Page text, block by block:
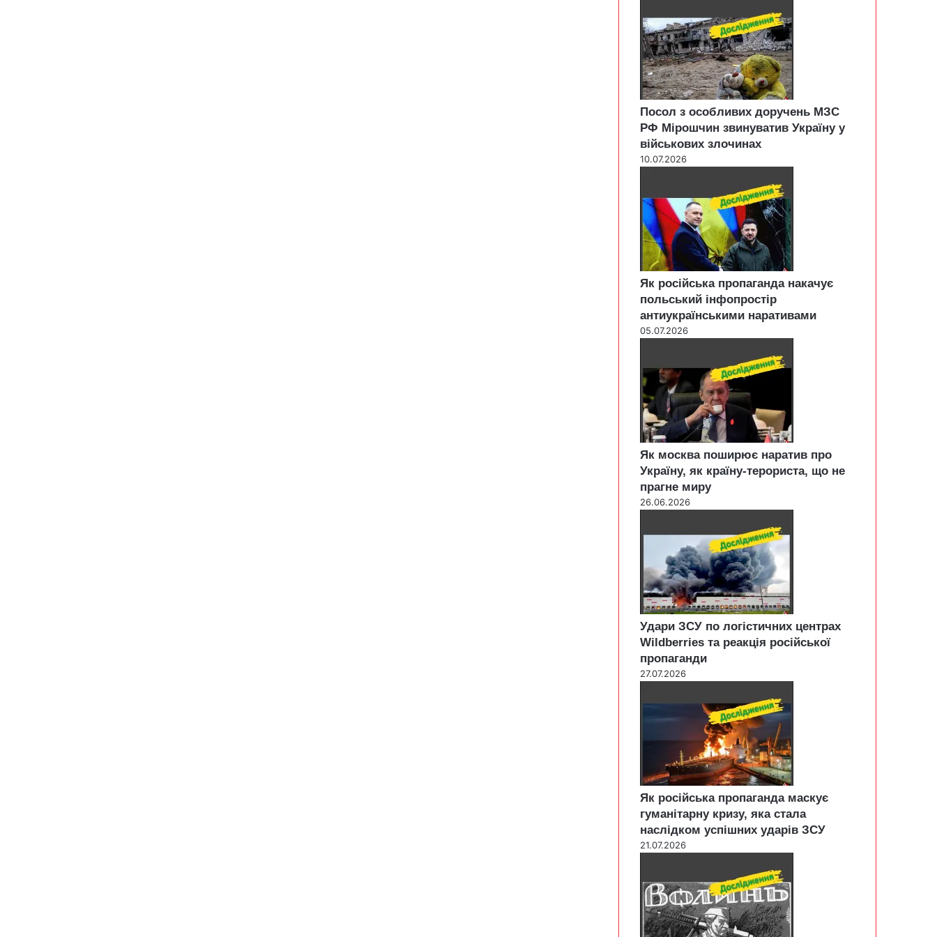
Посол з особливих доручень МЗС
РФ Мірошчин звинуватив Україну у
військових злочинах
10.07.2026
Як російська пропаганда накачує
польський інфопростір
антиукраїнськими наративами
05.07.2026
Як москва поширює наратив про
Україну, як країну-терориста, що не
прагне миру
26.06.2026
Удари ЗСУ по логістичних центрах
Wildberries та реакція російської
пропаганди
27.07.2026
Як російська пропаганда маскує
гуманітарну кризу, яка стала
наслідком успішних ударів ЗСУ
21.07.2026